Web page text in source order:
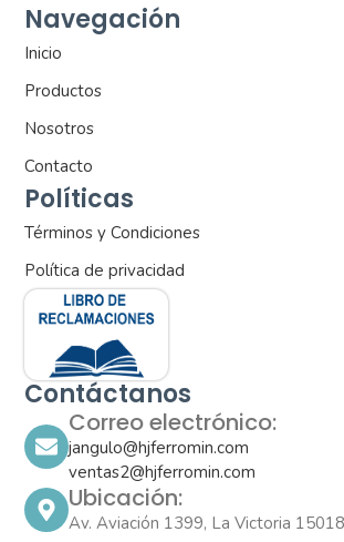
Navegación
Inicio
Productos
Nosotros
Contacto
Políticas
Términos y Condiciones
Política de privacidad
Contáctanos
Correo electrónico:
jangulo@hjferromin.com
ventas2@hjferromin.com
Ubicación:
Av. Aviación 1399, La Victoria 15018